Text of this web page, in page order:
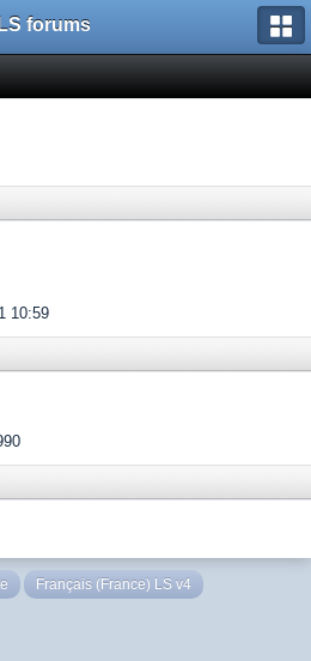
LS forums
10:59
Français (France) LS v4